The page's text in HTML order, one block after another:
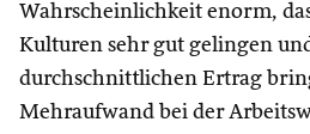
Wahrscheinlichkeit enorm,
Kulturen sehr gut gelingen
durchschnittlichen Ertrag
Mehraufwand bei der